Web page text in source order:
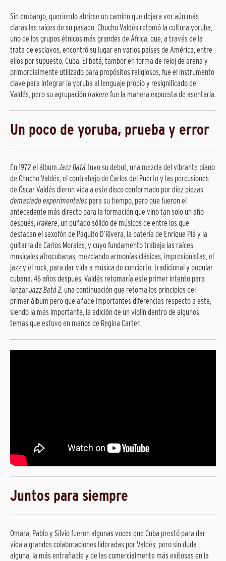
Sin embargo, queriendo abrirse un camino que dejara ver aún más
claras las raíces de su pasado, Chucho Valdés retomó la cultura yoruba,
uno de los grupos étnicos más grandes de África, que, a través de la
trata de esclavos, encontró su lugar en varios países de América, entre
ellos por supuesto, Cuba. El batá, tambor en forma de reloj de arena y
primordialmente utilizado para propósitos religiosos, fue el instrumento
clave para integrar la yoruba al lenguaje propio y resignificado de
Valdés, pero su agrupaciónIrakere fue la manera expuesta de asentarla.
Un poco de yoruba, prueba y error
En 1972 el álbumJazz Batá tuvo su debut, una mezcla del vibrante piano
de Chucho Valdés, el contrabajo de Carlos del Puerto y las percusiones
de Óscar Valdés dieron vida a este disco conformado por diez piezas
demasiado experimentales para su tiempo, pero que fueron el
antecedente más directo para la formación que vino tan solo un año
después, Irakere, un puñado sólido de músicos de entre los que
destacan el saxofón de Paquito D’Rivera, la batería de Enrique Plá y la
guitarra de Carlos Morales, y cuyo fundamento trabaja las raíces
musicales afrocubanas, mezclando armonías clásicas, impresionistas, el
jazz y el rock, para dar vida a música de concierto, tradicional y popular
cubana. 46 años después, Valdés retomaría este primer intento para
lanzarJazz Batá 2, una continuación que retoma los principios del
primer álbum pero que añade importantes diferencias respecto a este,
siendo la más importante, la adición de un violín dentro de algunos
temas que estuvo en manos de Regina Carter.
Juntos para siempre
Omara, Pablo y Silvio fueron algunas voces que Cuba prestó para dar
vida a grandes colaboraciones lideradas por Valdés, pero sin duda
alguna, la más entrañable y de las comercialmente más exitosas en la